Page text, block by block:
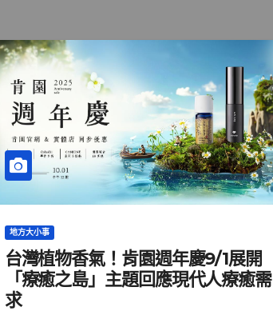
地方大小事
台灣植物香氣！肯園週年慶9/1展開
「療癒之島」主題回應現代人療癒需
求